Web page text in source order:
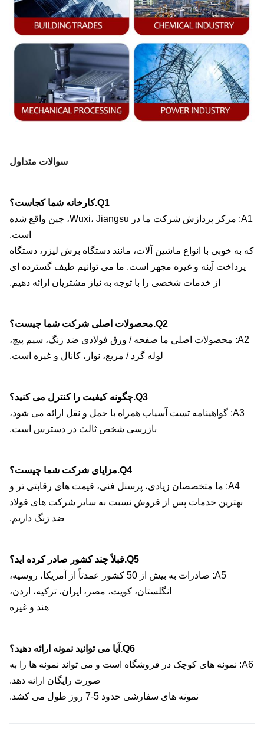
سوالات متداول
A1: مرکز پردازش شرکت ما در Wuxi، Jiangsu، چین واقع شده
به خوبی با انواع ماشین آلات، مانند دستگاه برش لیزر، دستگاه
پرداخت آینه و غیره مجهز است. ما می توانیم طیف گسترده ای
از خدمات شخصی را با توجه به نیاز مشتریان ارائه دهیم.
A2: محصولات اصلی ما صفحه / ورق فولادی ضد زنگ، سیم پیچ،
لوله گرد / مربع، نوار، کانال و غیره است.
A3: گواهینامه تست آسیاب همراه با حمل و نقل ارائه می شود،
بازرسی شخص ثالث در دسترس است.
A4: ما متخصصان زیادی، پرسنل فنی، قیمت های رقابتی تر و
بهترین خدمات پس از فروش نسبت به سایر شرکت های فولاد
ضد زنگ داریم.
A5: صادرات به بیش از 50 کشور عمدتاً از آمریکا، روسیه،
انگلستان، کویت، مصر، ایران، ترکیه، اردن،
هند و غیره
A6: نمونه های کوچک در فروشگاه است و می تواند نمونه ها را به
صورت رایگان ارائه دهد.
نمونه های سفارشی حدود 5-7 روز طول می کشد.